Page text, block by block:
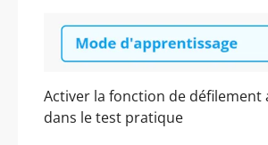
Activer la fonction de
dans le test pratique